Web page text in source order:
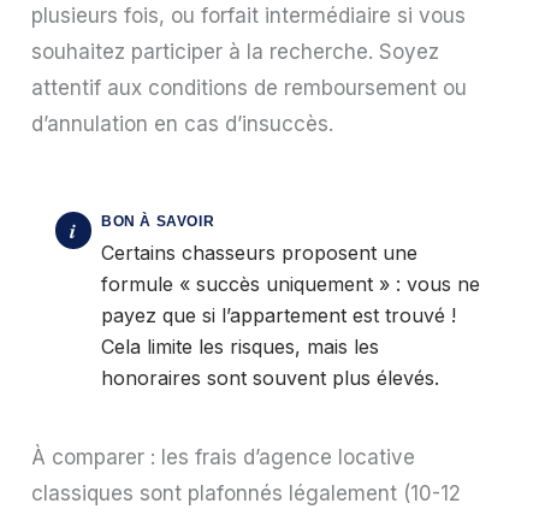
plusieurs fois, ou forfait intermédiaire si vous
souhaitez participer à la recherche. Soyez
attentif aux conditions de remboursement ou
d’annulation en cas d’insuccès.
Certains chasseurs proposent une
formule « succès uniquement » : vous ne
payez que si l’appartement est trouvé !
Cela limite les risques, mais les
honoraires sont souvent plus élevés.
À comparer : les frais d’agence locative
classiques sont plafonnés légalement (10-12